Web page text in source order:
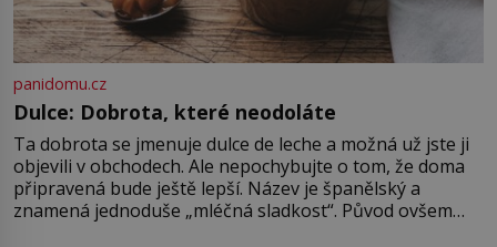
panidomu.cz
Dulce: Dobrota, které neodoláte
Ta dobrota se jmenuje dulce de leche a možná už jste ji
objevili v obchodech. Ale nepochybujte o tom, že doma
připravená bude ještě lepší. Název je španělský a
znamená jednoduše „mléčná sladkost“. Původ ovšem